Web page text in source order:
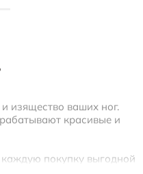
изящество ваших ног.
красивые и
каждую покупку выгодной